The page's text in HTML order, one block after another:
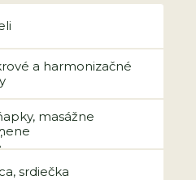
a harmonizačné
masážne
srdiečka